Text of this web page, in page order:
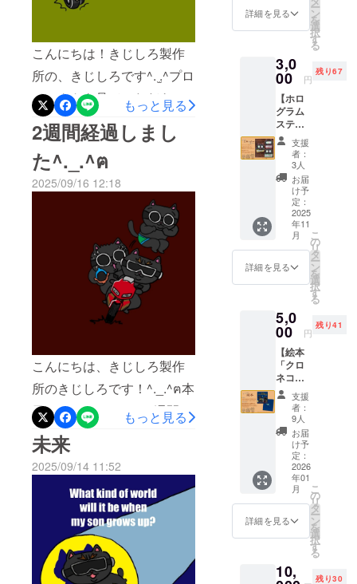
こんにちは！きじしろ製作
所の、きじしろです^. ̫.^プロ
ジェクトを見ていただき、
ありがとうございます。ま
た、支援と拡散をしてくだ
さった方々、まことにあり
がとうございます！着々
と、広告準備ができてきま
した。絵本を読んでもらえ
る日が楽しみです！
もっと見る
2週間経過しまし
2025/09/16 12:18
こんにちは、きじしろ製作
所のきじしろです！^._.^‪ฅ‬本
日で、スタートから2週間経
ちました！支援や拡散を、
してくださった方々、あり
がとうございます！残すと
ころ45日、最後までどうぞ
よろしくお願いします^. ̫.^
もっと見る
未来
2025/09/14 11:52
ネコパ
ンツバ
スター
登場
キャラ
クター
を、描
き下ろ
しデザ
インの
ポスト
カード
にし
て、1枚
お送り
致しま
す。 シ
ンプル
に、応
援して
向けの
リター
ンで
す！ 表
面は、
爆炎を
背景に
逃走中
のイラ
スト。
裏面
は、ワ
ンポイ
ントで
猫のお
しりイ
ラスト
す。切
詳細を見る ー
ン
を
選
択
す
る
3,0
00 円
残り67
【ホロ
グラム
ステッ
カー3種
セッ
ト】 ク
ラウド
ファン
ディン
グ支援
者様限
定で、
絵本
「クロ
ネコパ
ンツバ
ズ」の
登場
キャラ
クター
を、描
き下ろ
しデザ
インの
ホログ
ラムス
テッ
カーに
して、3
種お送
り致し
ます。
▼『ホ
カー』
支援
者：
3人
お届
け予
定：
2025
年11
月
詳細を見る
こ
の
リ
タ
ー
ン
を
選
択
す
る
5,0
00 円
残り41
【絵本
「クロ
ネコパ
ンツバ
スター
ズ」】
絵本
「クロ
ネコパ
ンツバ
スター
ズ」を1
冊お送
り致し
ます。
この絵
読んで
支援
者：
9人
お届
け予
定：
2026
年01
月
詳細を見る
こ
の
リ
タ
ー
ン
を
選
択
す
る
10, 残り30